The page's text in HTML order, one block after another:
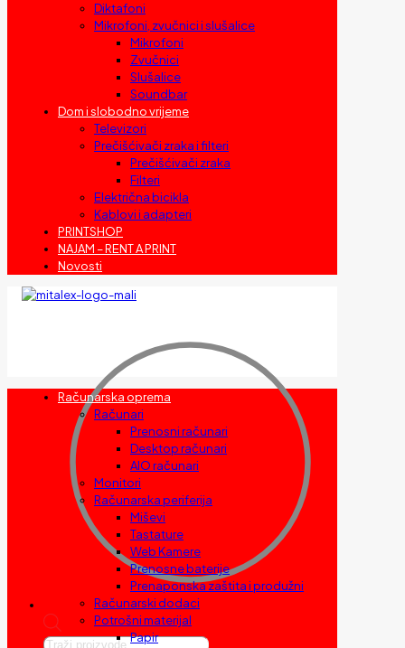
Diktafoni
Mikrofoni, zvučnici i slušalice
Mikrofoni
Zvučnici
Slušalice
Soundbar
Dom i slobodno vrijeme
Televizori
Prečišćivači zraka i filteri
Prečišćivači zraka
Filteri
Električna bicikla
Kablovi i adapteri
PRINTSHOP
NAJAM – RENT A PRINT
Novosti
Products
Računarska oprema
Računari
Prenosni računari
Desktop računari
AIO računari
Monitori
Računarska periferija
Miševi
Tastature
Web Kamere
Prenosne baterije
Prenaponska zaštita i produžni
Računarski dodaci
Potrošni materijal
Papir